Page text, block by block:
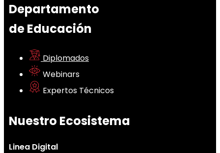
Departamento
de Educación
Diplomados
Webinars
Expertos Técnicos
Nuestro Ecosistema
Linea Digital